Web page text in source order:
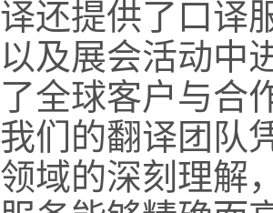
译还提供了口译
以及展会活动中
了全球客户与合
我们的翻译团队
领域的深刻理解